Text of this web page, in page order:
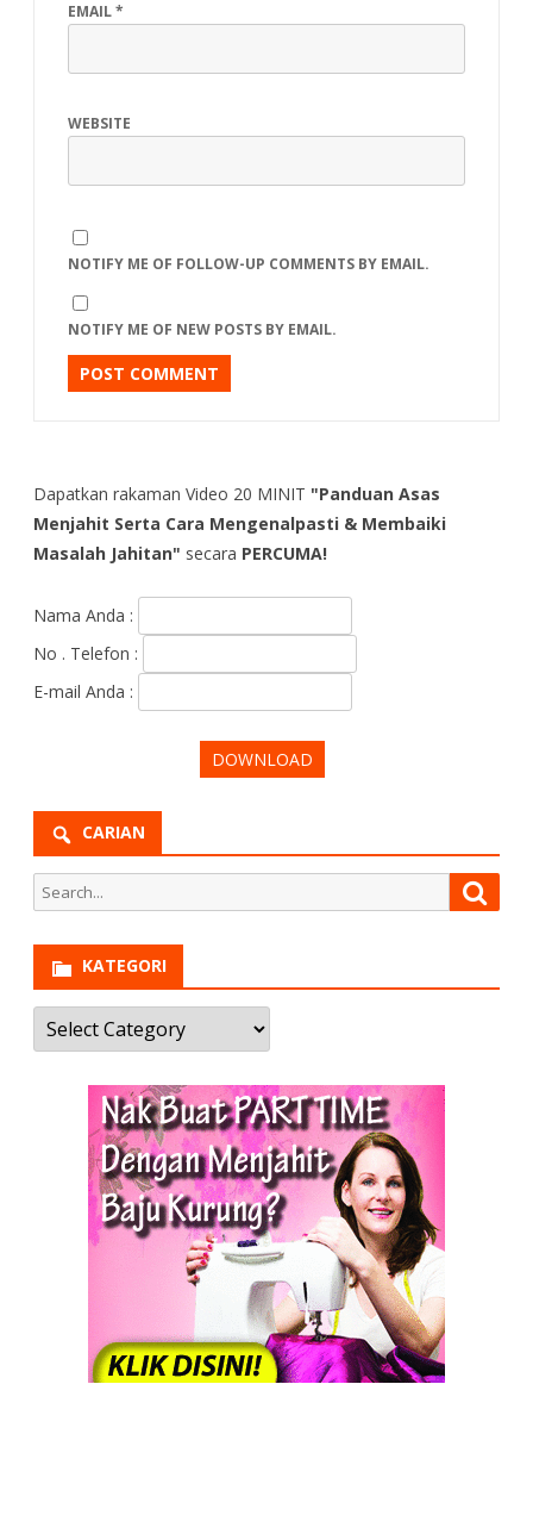
EMAIL*
WEBSITE
NOTIFY ME OF FOLLOW-UP COMMENTS BY EMAIL.
NOTIFY ME OF NEW POSTS BY EMAIL.
Dapatkan rakaman Video 20 MINIT "Panduan Asas
Menjahit Serta Cara Mengenalpasti & Membaiki
Masalah Jahitan" secara PERCUMA!
Nama Anda :
No . Telefon :
E-mail Anda :
CARIAN
Search
for:
KATEGORI
Kategori